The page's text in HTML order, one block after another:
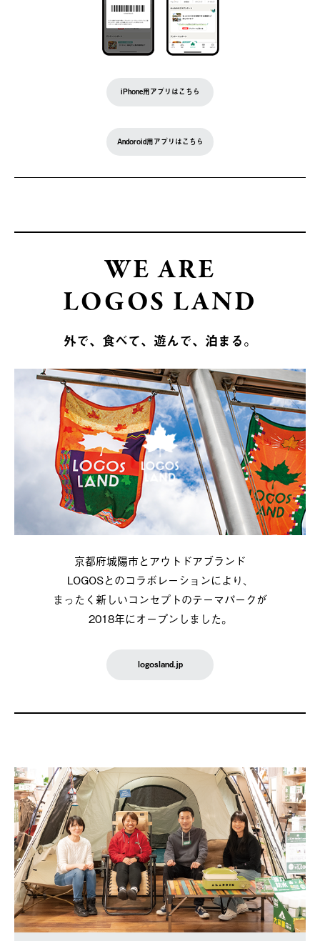
iPhone用アプリはこちら
Andoroid用アプリはこちら
WE ARE
LOGOS LAND
外で、食べて、遊んで、泊まる。
京都府城陽市とアウトドアブランド
LOGOSとのコラボレーションにより、
まったく新しいコンセプトのテーマパークが
2018年にオープンしました。
logosland.jp